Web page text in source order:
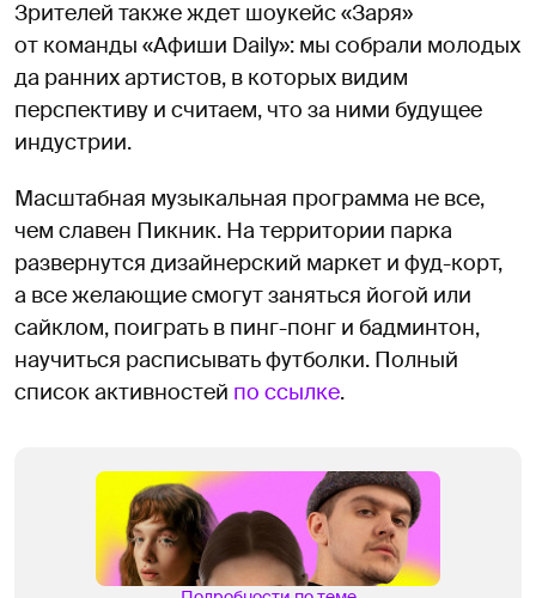
Зрителей также ждет шоукейс «Заря»
от команды «Афиши Daily»: мы собрали молодых
да ранних артистов, в которых видим
перспективу и считаем, что за ними будущее
индустрии.
Масштабная музыкальная программа не все,
чем славен Пикник. На территории парка
развернутся дизайнерский маркет и фуд-корт,
а все желающие смогут заняться йогой или
сайклом, поиграть в пинг-понг и бадминтон,
научиться расписывать футболки. Полный
список активностей по ссылке.